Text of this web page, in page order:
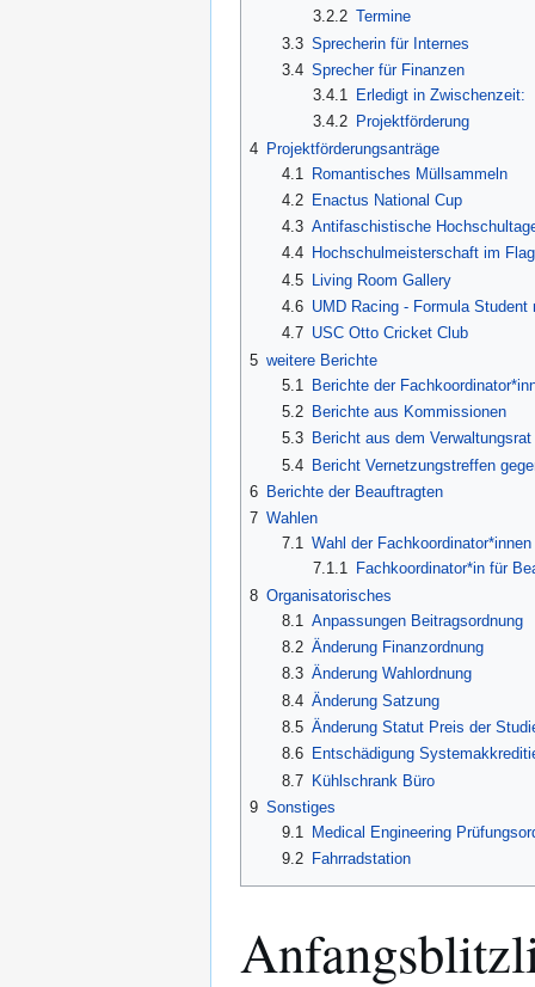
3.2.2 Termine
3.3 Sprecherin für Internes
3.4 Sprecher für Finanzen
3.4.1
Erledigt in Zwischenzeit:
3.4.2 Projektförderung
4 Projektförderungsanträge
4.1
Romantisches Müllsammeln
4.2
Enactus National Cup
4.3 Antifaschistische
4.4
Hochschulmeisterschaft im
4.5
Living Room Gallery
4.6 UMD Racing - Formula Student
4.7 USC Otto Cricket Club
5 weitere Berichte
5.1
Berichte der
5.2
Berichte aus Kommissionen
5.3
Bericht aus dem Verwaltungsrat
5.4
Bericht Vernetzungstreffen
6 Berichte der Beauftragten
7 Wahlen
7.1 Wahl der Fachkoordinator*innen
7.1.1 Fachkoordinator*in für
8 Organisatorisches
8.1
Anpassungen Beitragsordnung
8.2 Änderung Finanzordnung
8.3 Änderung Wahlordnung
8.4 Änderung Satzung
8.5 Änderung Statut Preis der
8.6
Entschädigung
8.7 Kühlschrank Büro
9 Sonstiges
9.1
Medical Engineering
9.2
Fahrradstation